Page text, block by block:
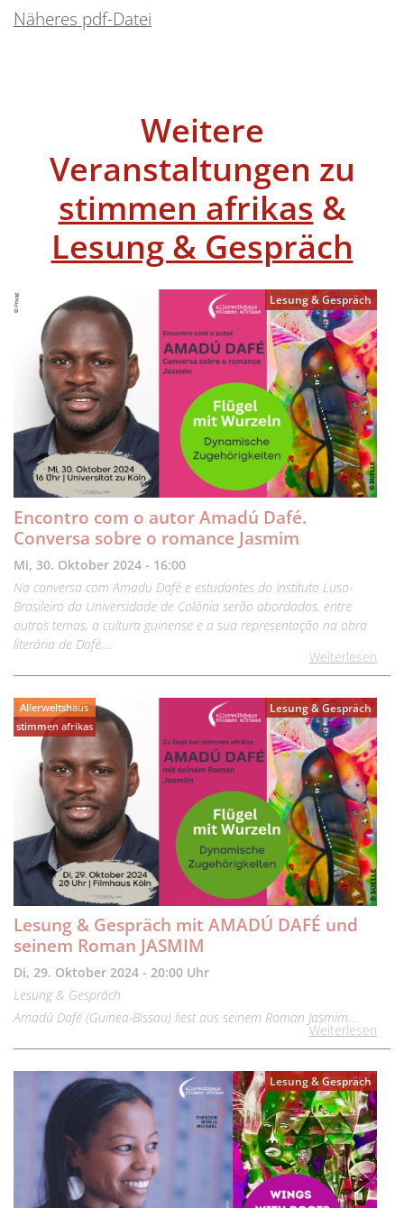
Näheres pdf-Datei
Weitere
Veranstaltungen zu
stimmen afrikas &
Lesung & Gespräch
Lesung & Gespräch
Encontro com o autor Amadú Dafé.
Conversa sobre o romance Jasmim
Mi, 30. Oktober 2024 - 16:00
Na conversa com Amadu Dafé e estudantes do Instituto Luso-
Brasileiro da Universidade de Colónia serão abordados, entre
outros temas, a cultura guinense e a sua representação na obra
literária de Dafé,…
Weiterlesen
Allerweltshaus
stimmen afrikas
Lesung & Gespräch
Lesung & Gespräch mit AMADÚ DAFÉ und
seinem Roman JASMIM
Di, 29. Oktober 2024 - 20:00 Uhr
Lesung & Gespräch
Amadú Dafé (Guinea-Bissau) liest aus seinem Roman Jasmim…
Weiterlesen
Lesung & Gespräch